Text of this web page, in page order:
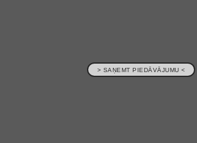
> SAŅEMT PIEDĀVĀJUMU <